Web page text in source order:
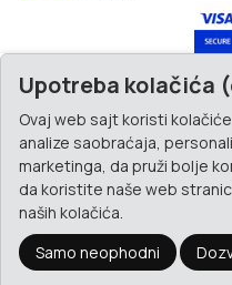
Upotreba kolačića
Ovaj web sajt koristi
analize saobraćaja,
marketinga, da pruži bolje
da koristite naše web
naših kolačića.
Samo neophodni